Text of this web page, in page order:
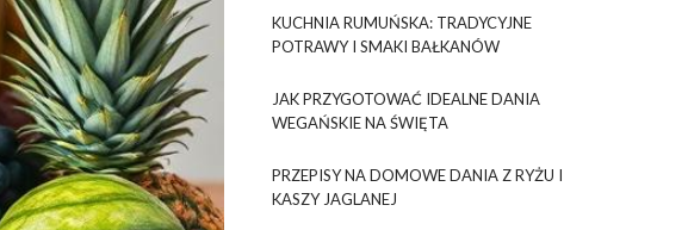
KUCHNIA RUMUŃSKA: TRADYCYJNE
POTRAWY I SMAKI BAŁKANÓW
JAK PRZYGOTOWAĆ IDEALNE DANIA
WEGAŃSKIE NA ŚWIĘTA
PRZEPISY NA DOMOWE DANIA Z RYŻU I
KASZY JAGLANEJ